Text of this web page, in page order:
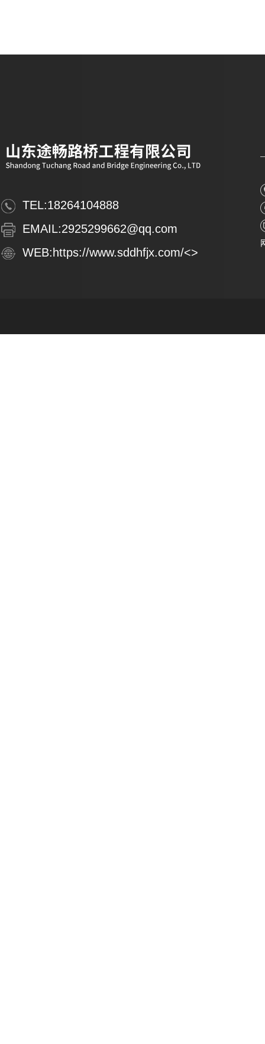
TEL:18264104888
EMAIL:2925299662@qq.com
WEB: https://www.sddhfjx.com/<>